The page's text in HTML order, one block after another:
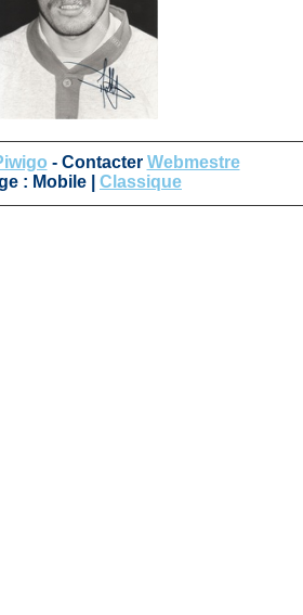
- Contacter Webmestre
: Mobile Classique